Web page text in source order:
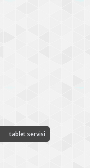
tablet servisi